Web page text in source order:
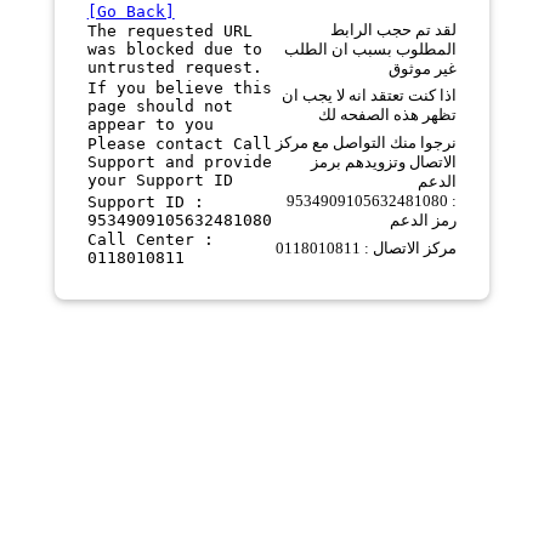
[Go Back]
The requested URL
was blocked due to
untrusted request.
لقد تم حجب الرابط
المطلوب بسبب ان الطلب
غير موثوق
If you believe this
page should not
appear to you
اذا كنت تعتقد انه لا يجب ان
تظهر هذه الصفحه لك
Please contact Call
Support and provide
your Support ID
نرجوا منك التواصل مع مركز
الاتصال وتزويدهم برمز
الدعم
Support ID :
9534909105632481080
9534909105632481080 :
رمز الدعم
Call Center :
0118010811
مركز الاتصال : 0118010811